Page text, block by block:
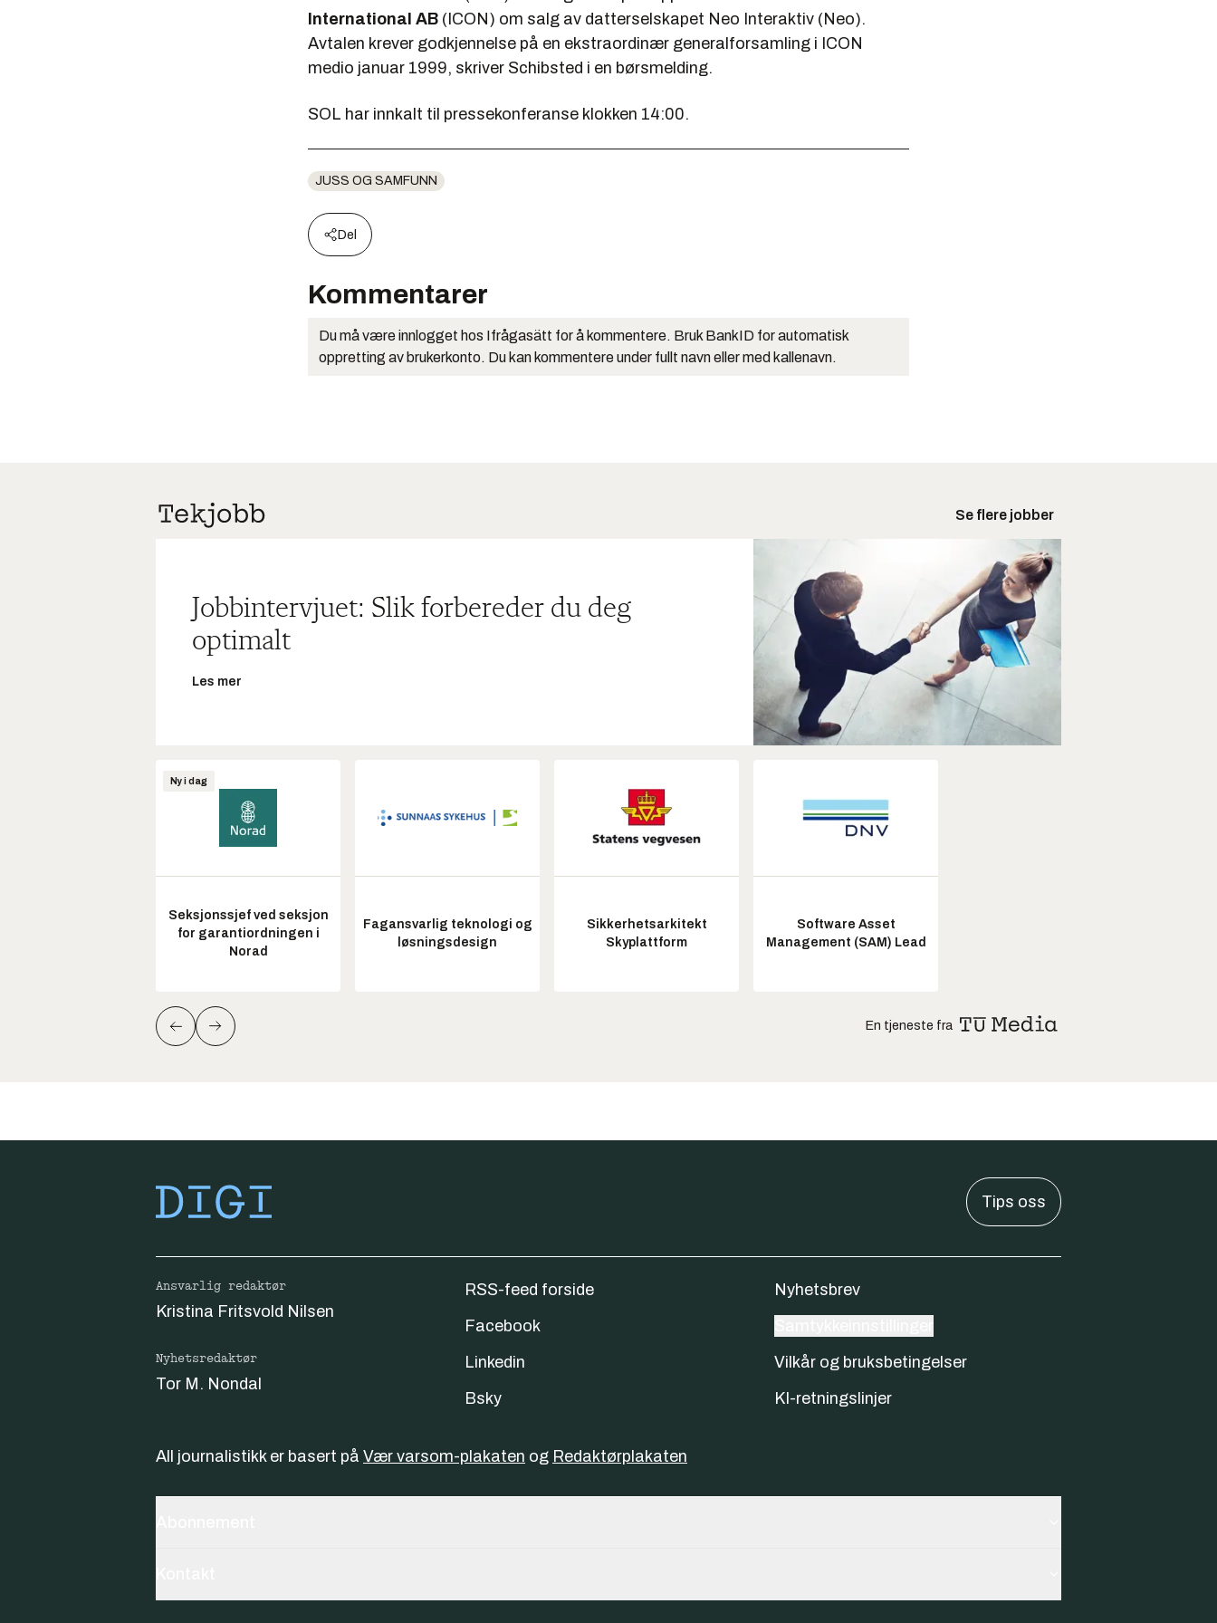
International AB (ICON) om salg av datterselskapet Neo Interaktiv (Neo).
Avtalen krever godkjennelse på en ekstraordinær generalforsamling i ICON
medio januar 1999, skriver Schibsted i en børsmelding.
SOL har innkalt til pressekonferanse klokken 14:00.
JUSS OG SAMFUNN
Del
Kommentarer
Du må være innlogget hos Ifrågasätt for å kommentere. Bruk BankID for automatisk
oppretting av brukerkonto. Du kan kommentere under fullt navn eller med kallenavn.
Se flere jobber
Jobbintervjuet: Slik forbereder du deg
optimalt
Les mer
Ny i dag
Seksjonssjef ved seksjon
for garantiordningen i
Norad
Fagansvarlig teknologi og
løsningsdesign
Sikkerhetsarkitekt
Skyplattform
Software Asset
Management (SAM) Lead
En tjeneste fra
Tips oss
Ansvarlig redaktør
Kristina Fritsvold Nilsen
Nyhetsredaktør
Tor M. Nondal
RSS-feed forside
Facebook
Linkedin
Bsky
Nyhetsbrev
Vilkår og bruksbetingelser
KI-retningslinjer
All journalistikk er basert på Vær varsom-plakaten og Redaktørplakaten